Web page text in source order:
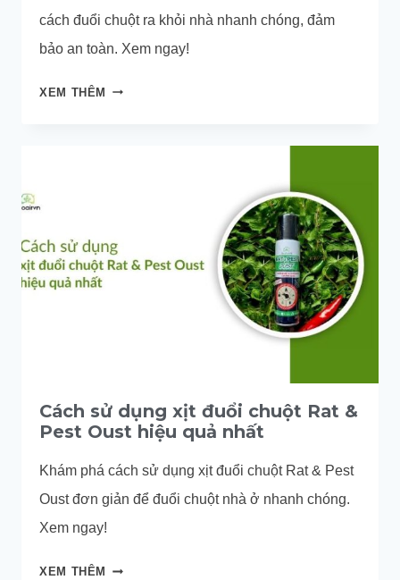
cách đuổi chuột ra khỏi nhà nhanh chóng, đảm
bảo an toàn. Xem ngay!
XEM THÊM TẠI
CHUỘT
VĨNH
Cách sử dụng xịt đuổi chuột Rat &
Pest Oust hiệu quả nhất
Khám phá cách sử dụng xịt đuổi chuột Rat & Pest
Oust đơn giản để đuổi chuột nhà ở nhanh chóng.
Xem ngay!
XEM THÊM
CÁCH